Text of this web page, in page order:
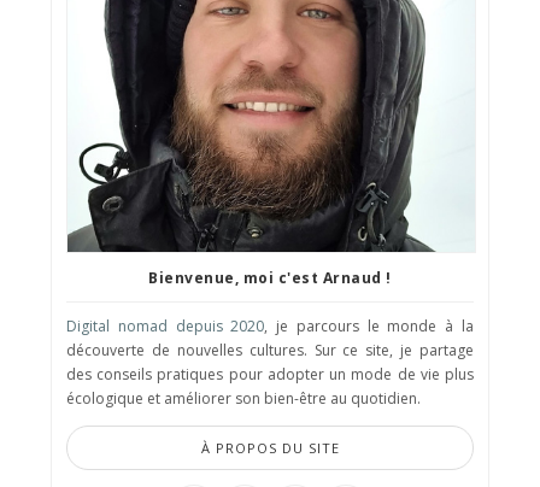
Bienvenue, moi c'est Arnaud !
Digital nomad depuis 2020, je parcours le monde à la
découverte de nouvelles cultures. Sur ce site, je partage
des conseils pratiques pour adopter un mode de vie plus
écologique et améliorer son bien-être au quotidien.
À PROPOS DU SITE